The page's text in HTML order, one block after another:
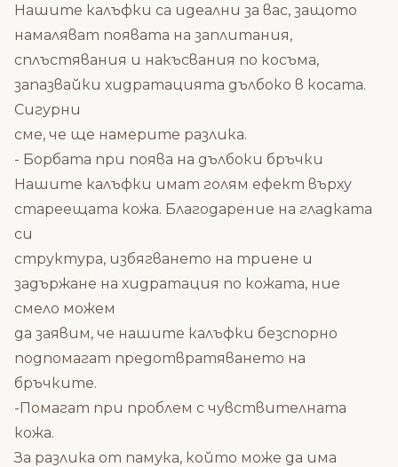
Нашите калъфки са идеални за вас, защото
намаляват появата на заплитания,
сплъстявания и накъсвания по косъма,
запазвайки хидратацията дълбоко в косата.
Сигурни
сме, че ще намерите разлика.
- Борбата при поява на дълбоки бръчки
Нашите калъфки имат голям ефект върху
стареещата кожа. Благодарение на гладката
си
структура, избягването на триене и
задържане на хидратация по кожата, ние
смело можем
да заявим, че нашите калъфки безспорно
подпомагат предотвратяването на
бръчките.
-Помагат при проблем с чувствителната
кожа.
За разлика от памука, който може да има